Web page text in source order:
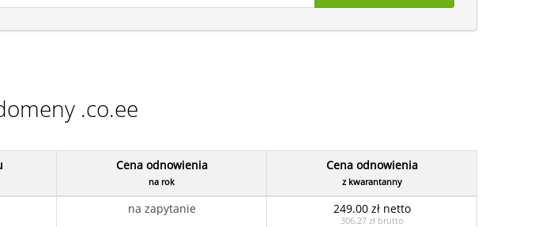
.co.ee
Cena odnowienia
na rok
Cena odnowienia
z kwarantanny
na zapytanie 249.00 zł netto
306.27 zł brutto